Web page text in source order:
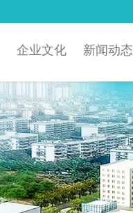
企业文化 新闻动态